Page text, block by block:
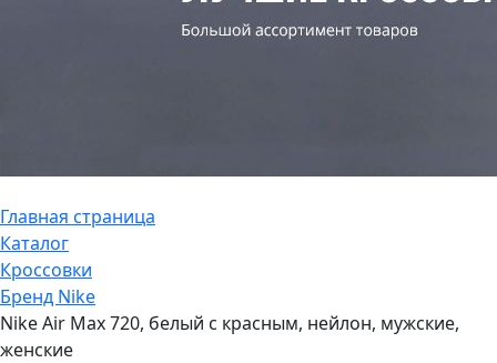
Главная страница
Каталог
Кроссовки
Бренд Nike
Nike Air Max 720, белый с красным, нейлон, мужские,
женские